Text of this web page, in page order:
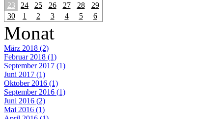
23
24 25 26 27 28
29
30
1 2 3 4 5 6
Monat
März 2018 (2)
Februar 2018 (1)
September 2017 (1)
Juni 2017 (1)
Oktober 2016 (1)
September 2016 (1)
Juni 2016 (2)
Mai 2016 (1)